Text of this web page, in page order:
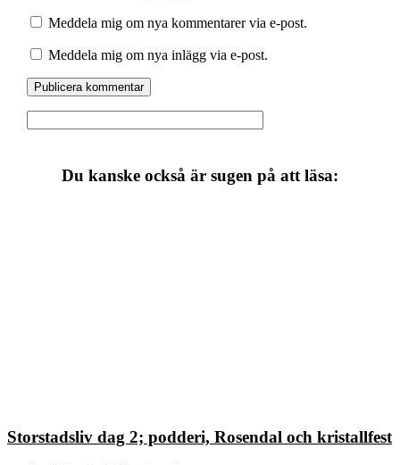
Meddela mig om nya kommentarer via e-post.
Meddela mig om nya inlägg via e-post.
Du kanske också är sugen på att läsa:
Storstadsliv dag 2; podderi, Rosendal och kristallfest